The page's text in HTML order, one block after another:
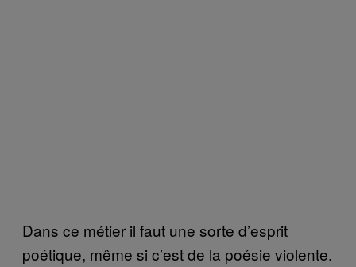
Dans ce métier il faut une sorte d’esprit
poétique, même si c’est de la poésie violente.